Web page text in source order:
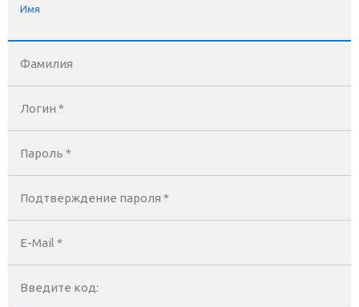
Имя
Фамилия
Логин *
Пароль *
Подтверждение пароля *
E-Mail*
Введите код: